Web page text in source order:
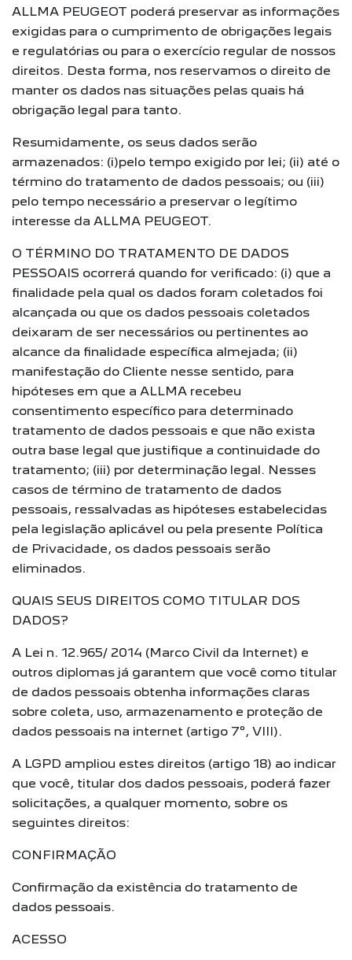
ALLMA PEUGEOT poderá preservar as informações
exigidas para o cumprimento de obrigações legais
e regulatórias ou para o exercício regular de nossos
direitos. Desta forma, nos reservamos o direito de
manter os dados nas situações pelas quais há
obrigação legal para tanto.
Resumidamente, os seus dados serão
armazenados: (i)pelo tempo exigido por lei; (ii) até o
término do tratamento de dados pessoais; ou (iii)
pelo tempo necessário a preservar o legítimo
interesse da ALLMA PEUGEOT.
O TÉRMINO DO TRATAMENTO DE DADOS
PESSOAIS ocorrerá quando for verificado: (i) que a
finalidade pela qual os dados foram coletados foi
alcançada ou que os dados pessoais coletados
deixaram de ser necessários ou pertinentes ao
alcance da finalidade específica almejada; (ii)
manifestação do Cliente nesse sentido, para
hipóteses em que a ALLMA recebeu
consentimento específico para determinado
tratamento de dados pessoais e que não exista
outra base legal que justifique a continuidade do
tratamento; (iii) por determinação legal. Nesses
casos de término de tratamento de dados
pessoais, ressalvadas as hipóteses estabelecidas
pela legislação aplicável ou pela presente Política
de Privacidade, os dados pessoais serão
eliminados.
QUAIS SEUS DIREITOS COMO TITULAR DOS
DADOS?
A Lei n. 12.965/ 2014 (Marco Civil da Internet) e
outros diplomas já garantem que você como titular
de dados pessoais obtenha informações claras
sobre coleta, uso, armazenamento e proteção de
dados pessoais na internet (artigo 7º, VIII).
A LGPD ampliou estes direitos (artigo 18) ao indicar
que você, titular dos dados pessoais, poderá fazer
solicitações, a qualquer momento, sobre os
seguintes direitos:
CONFIRMAÇÃO
Confirmação da existência do tratamento de
dados pessoais.
ACESSO